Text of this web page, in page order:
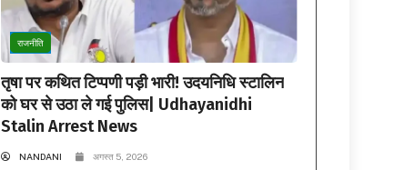
राजनीति
तृषा पर कथित टिप्पणी पड़ी भारी! उदयनिधि स्टालिन
को घर से उठा ले गई पुलिस| Udhayanidhi
Stalin Arrest News
NANDANI अगस्त 5, 2026